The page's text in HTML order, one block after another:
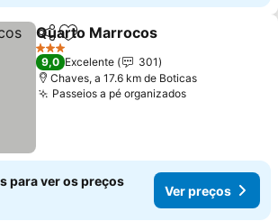
PartilharAdicionar aos favoritos
Quarto Marrocos
3 Estrelas
9,0 Excelente
301
Chaves, a 17.6 km de Boticas
Passeios a pé organizados
para ver os preços
Ver preços